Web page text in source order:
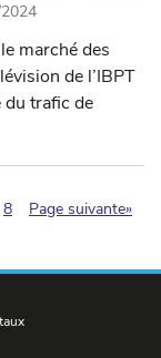
marché des
de l’IBPT
du trafic de
8 Page suivante»